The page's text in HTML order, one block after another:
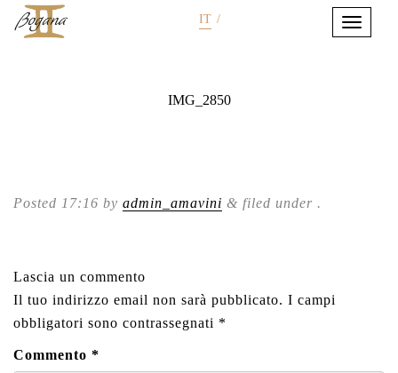
IT /
IMG_2850
Posted 17:16 by admin_amavini & filed under .
Lascia un commento
Il tuo indirizzo email non sarà pubblicato. I campi
obbligatori sono contrassegnati *
Commento *